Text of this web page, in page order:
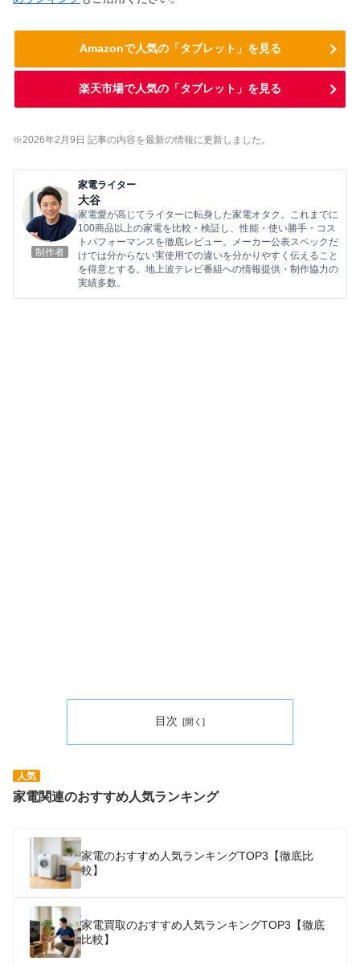
Amazonで人気の「タブレット」を見る
楽天市場で人気の「タブレット」を見る
※2026年2 月9 日 記事の内容を最新の情報に更新しました。
制作者
家電ライター
大谷
家電愛が高じてライターに転身した家電オタク。これまでに
100商品以上の家電を比較・検証し、性能・使い勝手・コス
トパフォーマンスを徹底レビュー。メーカー公表スペックだ
けでは分からない実使用での違いを分かりやすく伝えること
を得意とする。地上波テレビ番組への情報提供・制作協力の
実績多数。
目次
人気
家電関連のおすすめ人気ランキング
家電のおすすめ人気ランキングTOP3【徹底比
較】
家電買取のおすすめ人気ランキングTOP3【徹底
比較】